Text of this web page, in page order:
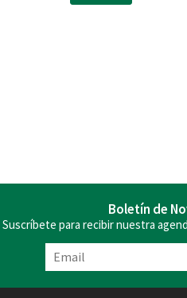
Boletín de
Suscríbete para recibir nuestra